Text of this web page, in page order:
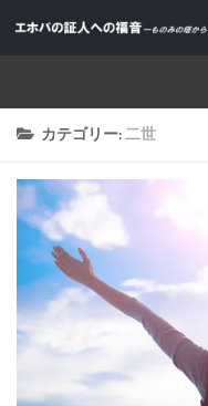
コンテンツへスキップ
カテゴリー:二世